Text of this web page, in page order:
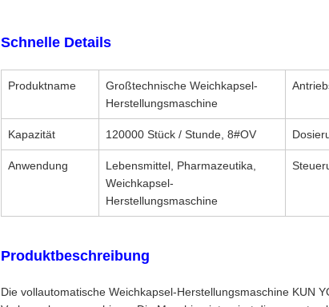
Schnelle Details
Produktname
Großtechnische Weichkapsel-
Herstellungsmaschine
Kapazität 120000 Stück / Stunde, 8#OV
Anwendung
Lebensmittel, Pharmazeutika,
Weichkapsel-
Herstellungsmaschine
Produktbeschreibung
Die vollautomatische Weichkapsel-Herstellungsmaschine KUN